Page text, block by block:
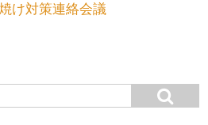
け対策連絡会議
e